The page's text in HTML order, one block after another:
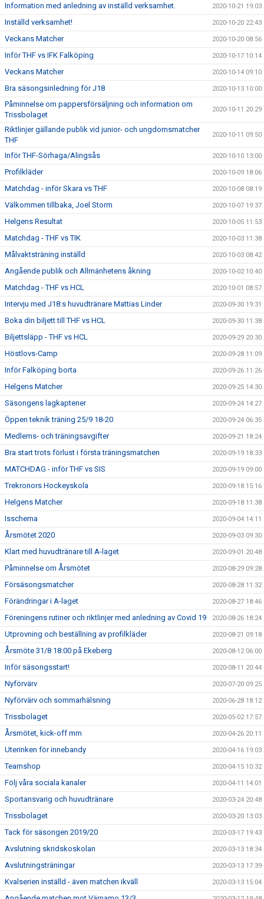
Information med anledning av inställd verksamhet. 2020-10-21 19:03
Inställd verksamhet! 2020-10-20 22:43
Veckans Matcher 2020-10-20 08:56
Inför THF vs IFK Falköping 2020-10-17 10:14
Veckans Matcher 2020-10-14 09:10
Bra säsongsinledning för J18 2020-10-13 10:00
Påminnelse om pappersförsäljning och information om
Trissbolaget
2020-10-11 20:29
Riktlinjer gällande publik vid junior- och ungdomsmatcher
THF
2020-10-11 09:50
Inför THF-Sörhaga/Alingsås 2020-10-10 13:00
Profilkläder 2020-10-09 18:06
Matchdag - inför Skara vs THF 2020-10-08 08:19
Välkommen tillbaka, Joel Storm 2020-10-07 19:37
Helgens Resultat 2020-10-05 11:53
Matchdag - THF vs TIK 2020-10-03 11:38
Målvaktsträning inställd 2020-10-03 08:42
Angående publik och Allmänhetens åkning 2020-10-02 10:40
Matchdag - THF vs HCL 2020-10-01 08:57
Intervju med J18:s huvudtränare Mattias Linder 2020-09-30 19:31
Boka din biljett till THF vs HCL 2020-09-30 11:38
Biljettsläpp - THF vs HCL 2020-09-29 20:30
Höstlovs-Camp 2020-09-28 11:09
Inför Falköping borta 2020-09-26 11:26
Helgens Matcher 2020-09-25 14:30
Säsongens lagkaptener 2020-09-24 14:27
Öppen teknik träning 25/9 18-20 2020-09-24 06:35
Medlems- och träningsavgifter 2020-09-21 18:24
Bra start trots förlust i första träningsmatchen 2020-09-19 18:33
MATCHDAG - inför THF vs SIS 2020-09-19 09:00
Trekronors Hockeyskola 2020-09-18 15:16
Helgens Matcher 2020-09-18 11:38
Isschema 2020-09-04 14:11
Årsmötet 2020 2020-09-03 09:30
Klart med huvudtränare till A-laget 2020-09-01 20:48
Påminnelse om Årsmötet 2020-08-29 09:28
Försäsongsmatcher 2020-08-28 11:32
Förändringar i A-laget 2020-08-27 18:46
Föreningens rutiner och riktlinjer med anledning av Covid 19 2020-08-26 18:24
Utprovning och beställning av profilkläder 2020-08-21 09:18
Årsmöte 31/8 18:00 på Ekeberg 2020-08-12 06:00
Inför säsongsstart! 2020-08-11 20:44
Nyförvärv 2020-07-20 09:25
Nyförvärv och sommarhälsning 2020-06-28 18:12
Trissbolaget 2020-05-02 17:57
Årsmötet, kick-off mm 2020-04-26 20:11
Uterinken för innebandy 2020-04-16 19:03
Teamshop 2020-04-15 10:32
Följ våra sociala kanaler 2020-04-11 14:01
Sportansvarig och huvudtränare 2020-03-24 20:48
Trissbolaget 2020-03-20 13:03
Tack för säsongen 2019/20 2020-03-17 19:43
Avslutning skridskoskolan 2020-03-13 18:34
Avslutningsträningar 2020-03-13 17:39
Kvalserien inställd - även matchen ikväll 2020-03-13 15:04